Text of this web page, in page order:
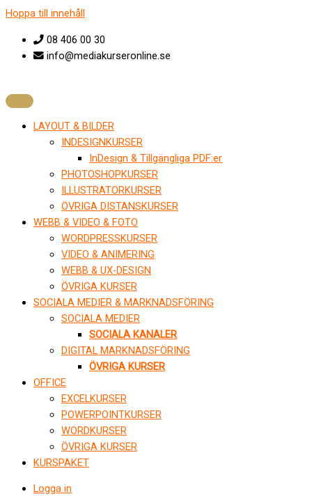
Hoppa till innehåll
08 406 00 30
info@mediakurseronline.se
LAYOUT & BILDER
INDESIGNKURSER
InDesign & Tillgängliga PDF:er
PHOTOSHOPKURSER
ILLUSTRATORKURSER
ÖVRIGA DISTANSKURSER
WEBB & VIDEO & FOTO
WORDPRESSKURSER
VIDEO & ANIMERING
WEBB & UX-DESIGN
ÖVRIGA KURSER
SOCIALA MEDIER & MARKNADSFÖRING
SOCIALA MEDIER
SOCIALA KANALER
DIGITAL MARKNADSFÖRING
ÖVRIGA KURSER
OFFICE
EXCELKURSER
POWERPOINTKURSER
WORDKURSER
ÖVRIGA KURSER
KURSPAKET
Logga in